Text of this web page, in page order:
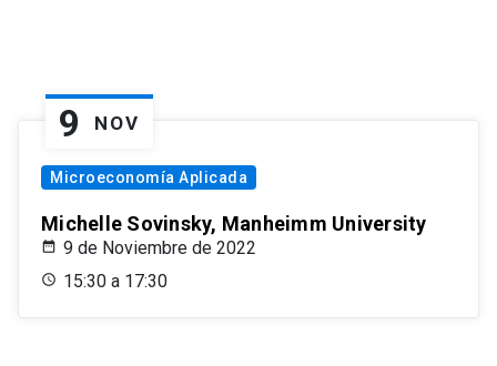
9 NOV
Microeconomía Aplicada
Michelle Sovinsky, Manheimm University
9 de Noviembre de 2022
15:30 a 17:30